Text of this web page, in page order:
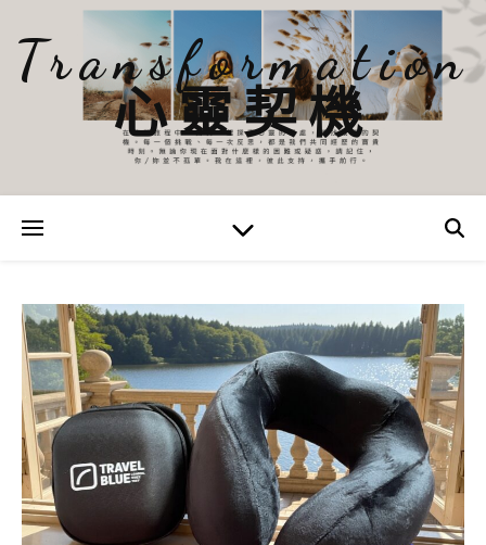
Transformation
心靈契機